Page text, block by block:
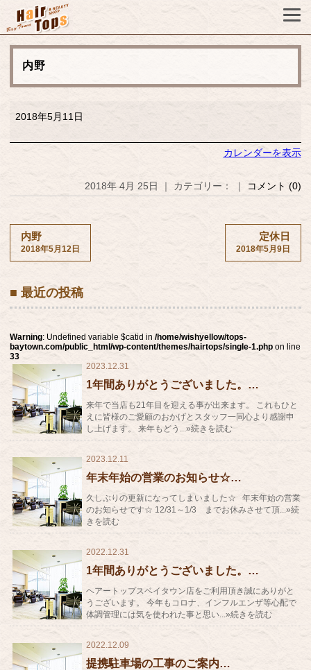
内野
野2018年5月11日
カレンダーを表示
2018年 4月 25日 ｜ カテゴリー： ｜ コメント (0)
内野
2018年5月12日
定休日
2018年5月9日
■ 最近の投稿
Warning: Undefined variable $catid in/home/wishyellow/tops-
baytown.com/public_html/wp-content/themes/hairtops/single-1.php on line
33
2023.12.31
1年間ありがとうございました。…
来年で当店も21年目を迎える事が出来ます。 これもひと
えに皆様のご愛顧のおかげとスタッフ一同心より感謝申
し上げます。 来年もどう...»続きを読む
2023.12.11
年末年始の営業のお知らせ☆…
久しぶりの更新になってしまいました☆ 年末年始の営業
のお知らせです☆ 12/31～1/3 までお休みさせて頂...»続
きを読む
2022.12.31
1年間ありがとうございました。…
ヘアートップスベイタウン店をご利用頂き誠にありがと
うございます。 今年もコロナ、インフルエンザ等心配で
体調管理には気を使われた事と思い...»続きを読む
2022.12.09
提携駐車場の工事のご案内…